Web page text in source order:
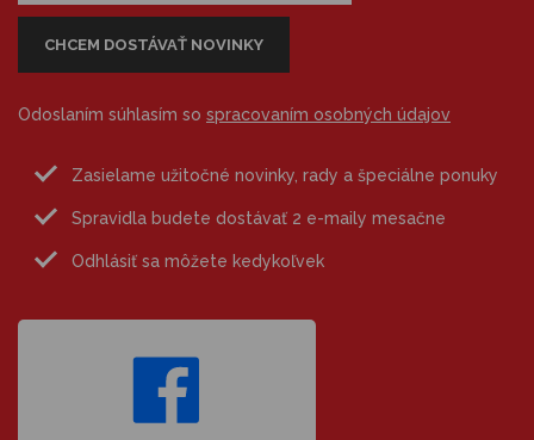
Odoslaním súhlasím so spracovaním osobných údajov
Zasielame užitočné novinky, rady a špeciálne ponuky
Spravidla budete dostávať 2 e-maily mesačne
Odhlásiť sa môžete kedykoľvek